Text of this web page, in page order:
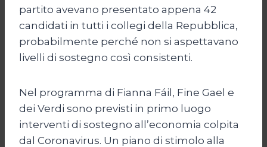
partito avevano presentato appena 42
candidati in tutti i collegi della Repubblica,
probabilmente perché non si aspettavano
livelli di sostegno così consistenti.
Nel programma di Fianna Fáil, Fine Gael e
dei Verdi sono previsti in primo luogo
interventi di sostegno all’economia colpita
dal Coronavirus. Un piano di stimolo alla